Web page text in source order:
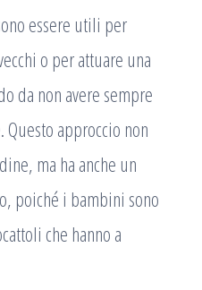
essere utili per
o per attuare una
da non avere sempre
approccio non
ma ha anche un
poiché i bambini sono
che hanno a